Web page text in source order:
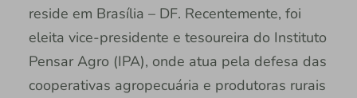
reside em Brasília – DF. Recentemente, foi
eleita vice-presidente e tesoureira do Instituto
Pensar Agro (IPA), onde atua pela defesa das
cooperativas agropecuária e produtoras rurais